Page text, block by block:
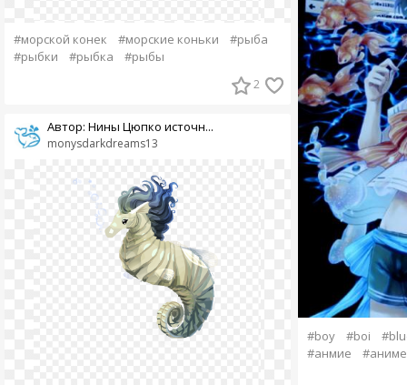
#морской конек #морские коньки
#рыба
#рыбки
#рыбка #рыбы
2
monysdarkdreams13
Автор: Нины Цюпко источн...
#boy #boi
#анмие